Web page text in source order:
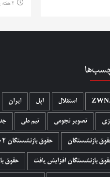
2 هفته پیش
استقلال اپل ایران
تصویر نجومی تیم ملی
بازنشستگان حقوق بازنشستگان 1402
بازنشستگان افزایش یافت حقوق